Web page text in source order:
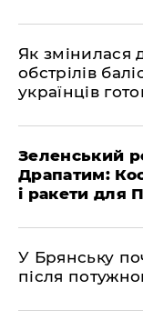
Як змінилася
обстрілів
українців
Зеленський
Драпатим:
і ракети для
У Брянську
після